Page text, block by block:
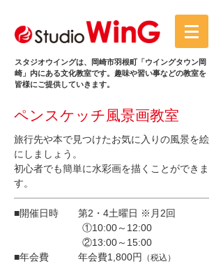
スタジオウイングは、岡崎市羽根町「ウイングタウン岡
崎」内にある文化教室です。趣味や習い事などの教室を
皆様にご提供していきます。
ペンスケッチ風景画教室
旅行先や本で見つけたお気に入りの風景を絵
にしましょう。
初心者でも簡単に水彩画を描くことができま
す。
■開催日時 第2・4土曜日 ※月2回
①10:00～12:00
②13:00～15:00
■年会費 年会費1,800円
（税込）